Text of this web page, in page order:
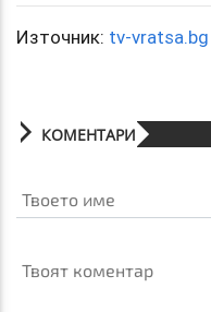
Източник: tv-vratsa.bg
КОМЕНТАРИ
Твоето име
Твоят коментар